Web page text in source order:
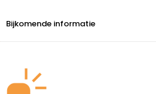
Bijkomende informatie